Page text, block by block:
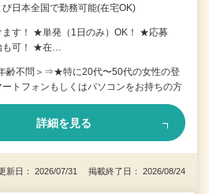
日本全国で勤務可能(在宅OK)
ます！ ★単発（1日のみ）OK！ ★応募
も可！ ★在…
齢不問＞⇒★特に20代〜50代の女性の登
フォンもしくはパソコンをお持ちの方
詳細を見る
新日： 2026/07/31 掲載終了日： 2026/08/24